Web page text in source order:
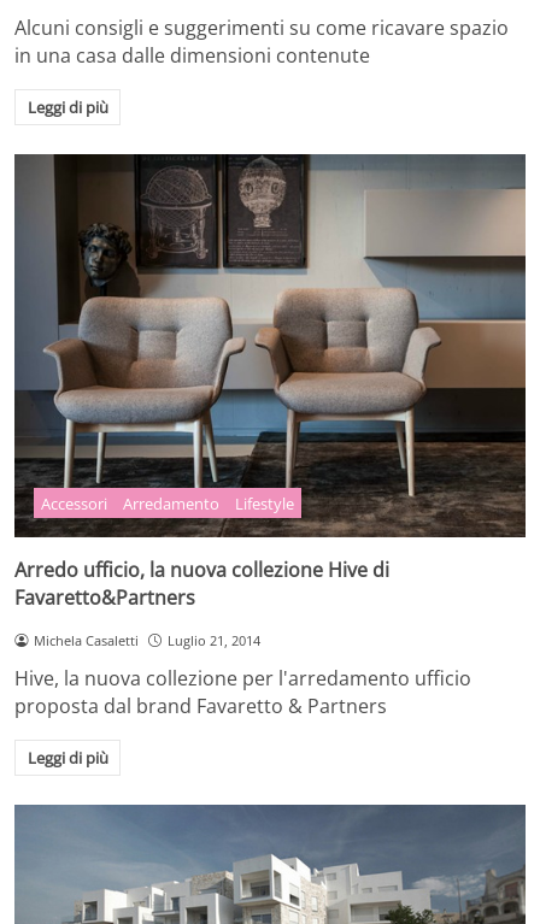
Alcuni consigli e suggerimenti su come ricavare spazio
in una casa dalle dimensioni contenute
Leggi di più
Accessori Arredamento Lifestyle
Arredo ufficio, la nuova collezione Hive di
Favaretto&Partners
Michela Casaletti Luglio 21, 2014
Hive, la nuova collezione per l'arredamento ufficio
proposta dal brand Favaretto & Partners
Leggi di più